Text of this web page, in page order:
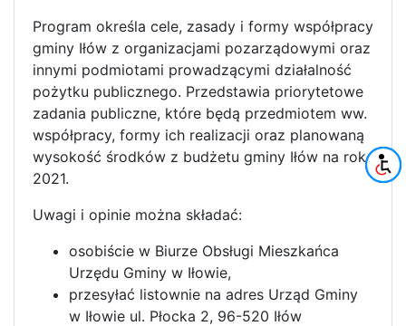
Program określa cele, zasady i formy współpracy
gminy Iłów z organizacjami pozarządowymi oraz
innymi podmiotami prowadzącymi działalność
pożytku publicznego. Przedstawia priorytetowe
zadania publiczne, które będą przedmiotem ww.
współpracy, formy ich realizacji oraz planowaną
wysokość środków z budżetu gminy Iłów na rok
2021.
Uwagi i opinie można składać:
osobiście w Biurze Obsługi Mieszkańca
Urzędu Gminy w Iłowie,
przesyłać listownie na adres Urząd Gminy
w Iłowie ul. Płocka 2, 96-520 Iłów